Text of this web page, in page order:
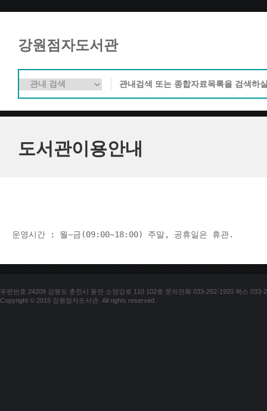
강원점자도서관
도서관이용안내
운영시간 : 월~금(09:00~18:00) 주말, 공휴일은 휴관.
우편번호 24209 강원도 춘천시 동면 소양강로 110 102호 문의전화 033-262-1920 팩스 033-
Copyright © 2015 강원점자도서관. All rights reserved.